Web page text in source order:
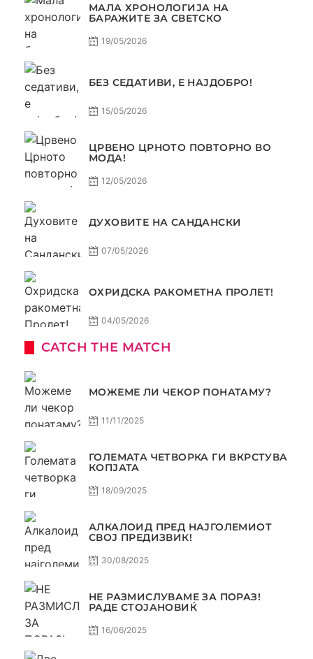
МАЛА ХРОНОЛОГИЈА НА
БАРАЖИТЕ ЗА СВЕТСКО
19/05/2026
БЕЗ СЕДАТИВИ, Е НАЈДОБРО!
15/05/2026
ЦРВЕНО ЦРНОТО ПОВТОРНО ВО
МОДА!
12/05/2026
ДУХОВИТЕ НА САНДАНСКИ
07/05/2026
ОХРИДСКА РАКОМЕТНА ПРОЛЕТ!
04/05/2026
CATCH THE MATCH
МОЖЕМЕ ЛИ ЧЕКОР ПОНАТАМУ?
11/11/2025
ГОЛЕМАТА ЧЕТВОРКА ГИ ВКРСТУВА
КОПЈАТА
18/09/2025
АЛКАЛОИД ПРЕД НАЈГОЛЕМИОТ
СВОЈ ПРЕДИЗВИК!
30/08/2025
НЕ РАЗМИСЛУВАМЕ ЗА ПОРАЗ!
РАДЕ СТОЈАНОВИЌ
16/06/2025